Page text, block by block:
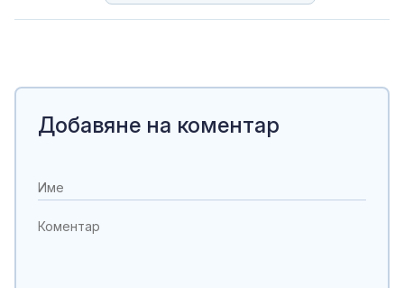
Добавяне на коментар